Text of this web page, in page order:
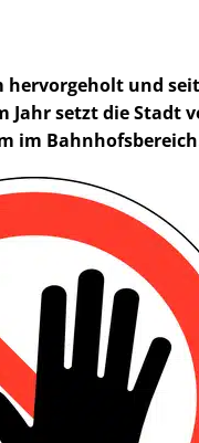
hervorgeholt und
Jahr setzt die Stadt
im